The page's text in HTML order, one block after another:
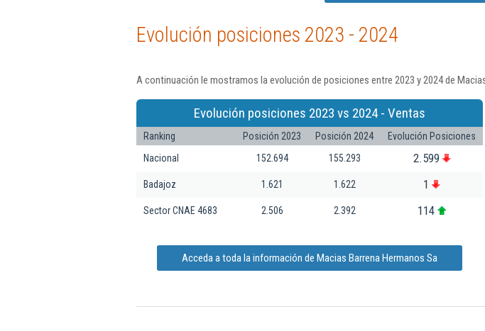
Evolución posiciones 2023 - 2024
A continuación le mostramos la evolución de posiciones entre 2023 y 2024 de
Evolución posiciones 2023 vs 2024 - Ventas
Ranking Posición 2023 Posición 2024
Evolución Posiciones
Nacional
152.694 155.293 2.599
Badajoz 1.621 1.622 1
Sector CNAE 4683 2.506 2.392 114
Acceda a toda la información de Macias Barrena Hermanos Sa